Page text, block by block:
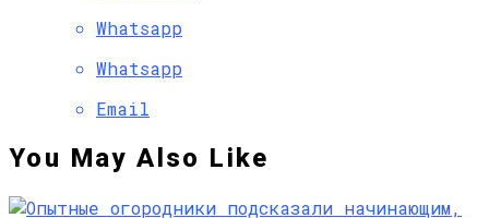
Whatsapp
Whatsapp
Email
You May Also Like